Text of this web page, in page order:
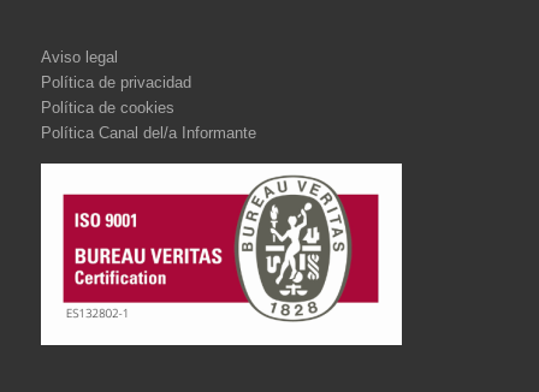
Aviso legal
Política de privacidad
Política de cookies
Política Canal del/a Informante